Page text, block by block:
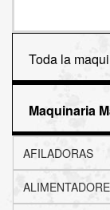
Toda la
Maquinaria
AFILADORAS